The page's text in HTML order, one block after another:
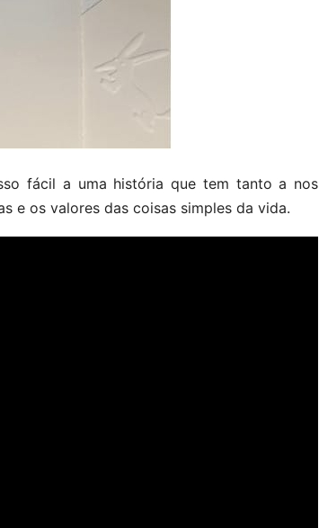
fácil a uma história que tem tanto a nos
e os valores das coisas simples da vida.